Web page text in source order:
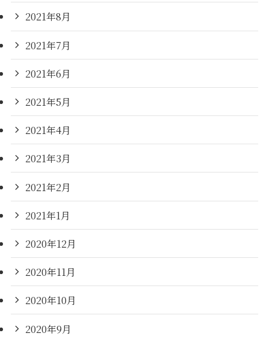
2021年8月
2021年7月
2021年6月
2021年5月
2021年4月
2021年3月
2021年2月
2021年1月
2020年12月
2020年11月
2020年10月
2020年9月